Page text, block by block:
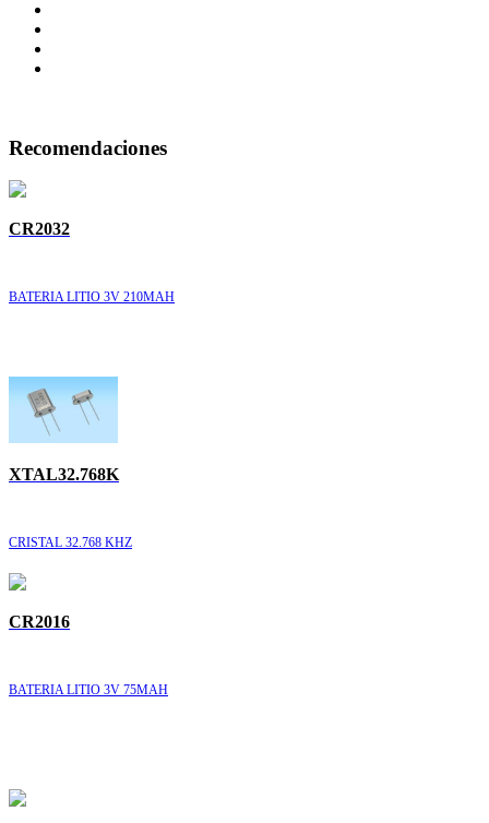
Recomendaciones
CR2032
BATERIA LITIO 3V 210MAH
XTAL32.768K
CRISTAL 32.768 KHZ
CR2016
BATERIA LITIO 3V 75MAH